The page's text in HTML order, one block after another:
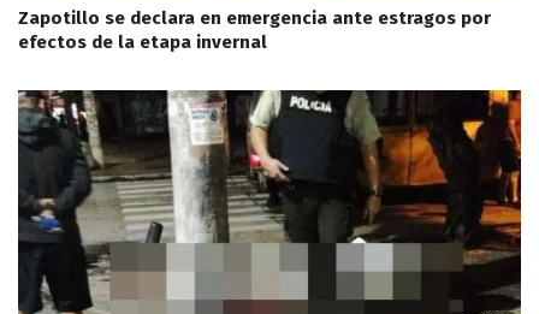
Zapotillo se declara en emergencia ante estragos por
efectos de la etapa invernal